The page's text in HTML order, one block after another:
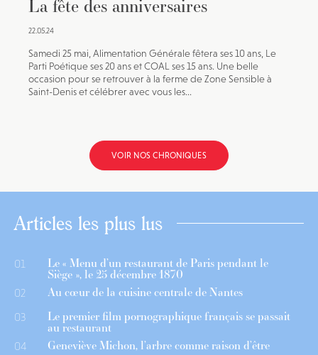
La fête des anniversaires
22.05.24
Samedi 25 mai, Alimentation Générale fêtera ses 10 ans, Le
Parti Poétique ses 20 ans et COAL ses 15 ans. Une belle
occasion pour se retrouver à la ferme de Zone Sensible à
Saint-Denis et célébrer avec vous les...
VOIR NOS CHRONIQUES
Articles les plus lus
01 Le « Menu d’un restaurant de Paris pendant le
Siège », le 25 décembre 1870
02 Au cœur de la cuisine centrale de Nantes
03 Le premier film pornographique français se passait
au restaurant
04 Geneviève Michon, l’arbre comme raison d’être